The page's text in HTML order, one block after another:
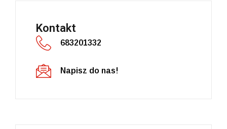
Kontakt
683201332
Napisz do nas!